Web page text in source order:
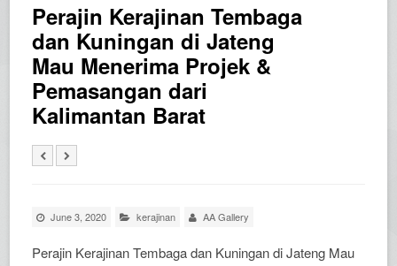
Perajin Kerajinan Tembaga
dan Kuningan di Jateng
Mau Menerima Projek &
Pemasangan dari
Kalimantan Barat
June 3, 2020 kerajinan AA Gallery
Perajin Kerajinan Tembaga dan Kuningan di Jateng Mau